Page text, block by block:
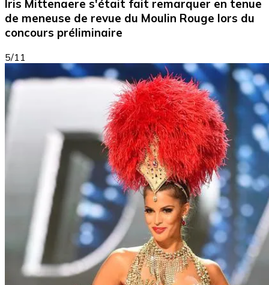
Iris Mittenaere s'était fait remarquer en tenue
de meneuse de revue du Moulin Rouge lors du
concours préliminaire
5/11